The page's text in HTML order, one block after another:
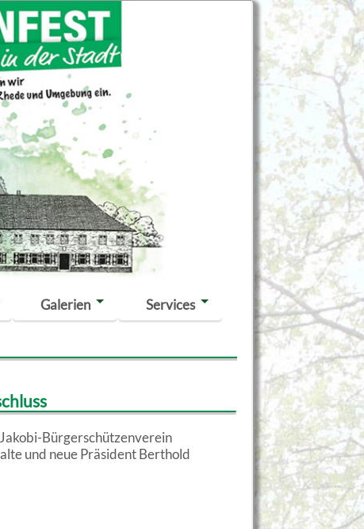
Galerien Services
Jakobi-Bürgerschützenverein
und neue Präsident Berthold